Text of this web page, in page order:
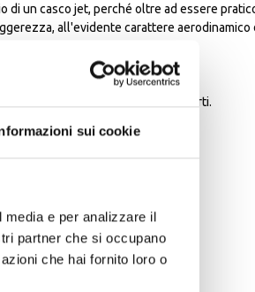
sui cookie
e per analizzare il
partner che si occupano
che hai fornito loro o
di un casco jet, perché oltre ad essere
all'evidente carattere aerodinamico
leggerezza e resistenza agli urti.